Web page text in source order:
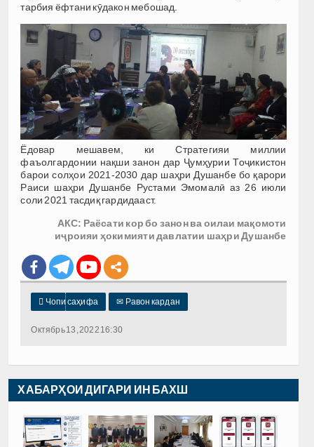
тарбия ёфтани кӯдакон мебошад.
Ёдовар мешавем, ки Стратегияи миллии
фаъолгардонии нақши занон дар Ҷумҳурии Тоҷикистон
барои солҳои 2021-2030 дар шаҳри Душанбе бо қарори
Раиси шаҳри Душанбе Рустами Эмомалӣ аз 26 июли
соли 2021 тасдиқ гардидааст.
АКС: Раёсати кор бо занон ва оилаи мақомоти
иҷроияи ҳокимияти давлатии шаҳри Душанбе
 Чопи саҳифа ✉ Равон кардан
Октябрь 13, 2022 16:30
ХАБАРҲОИ ДИГАРИ ИН БАХШ